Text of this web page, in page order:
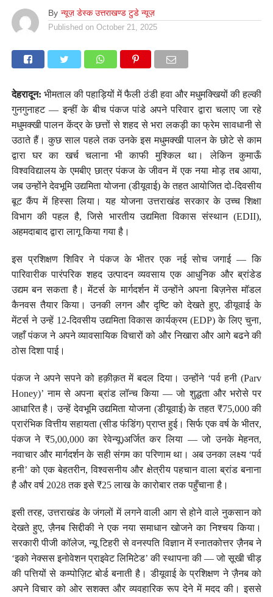
By न्यूज़ डेस्क उत्तराखण्ड टुडे न्यूज़
Published on October 21, 2025
देहरादून: भीमताल की पहाड़ियों में फैली ठंडी हवा और मधुमक्खियों की हल्की
गुनगुनाहट — इन्हीं के बीच पंकज पांडे अपने परिवार द्वारा चलाए जा रहे
मधुमक्खी पालन केंद्र के छत्तों से शहद से भरा लकड़ी का फ्रेम सावधानी से
उठाते हैं। कुछ साल पहले तक उनके इस मधुमक्खी पालन के छोटे से काम
द्वारा घर का खर्च चलाना भी काफी मुश्किल था। लेकिन कुमाऊँ
विश्वविद्यालय के एमबीए छात्र पंकज के जीवन में एक नया मोड़ तब आया,
जब उन्होंने देवभूमि उद्यमिता योजना (डीयूवाई) के तहत आयोजित दो-दिवसीय
बूट कैंप में हिस्सा लिया। यह योजना उत्तराखंड सरकार के उच्च शिक्षा
विभाग की पहल है, जिसे भारतीय उद्यमिता विकास संस्थान (EDII),
अहमदाबाद द्वारा लागू किया गया है।
इस प्रशिक्षण शिविर ने पंकज के भीतर एक नई सोच जगाई — कि
पारिवारीक पारंपरिक शहद उत्पादन व्यवसाय एक आधुनिक और ब्रांडेड
उद्यम बन सकता है। मेंटर्स के मार्गदर्शन में उन्होंने अपना बिज़नेस मॉडल
कैनवस तैयार किया। उनकी लगन और दृष्टि को देखते हुए, डीयूवाई के
मेंटर्स ने उन्हें 12-दिवसीय उद्यमिता विकास कार्यक्रम (EDP) के लिए चुना,
जहाँ पंकज ने अपने व्यावसायिक विचारों को और निखारा और आगे बढने की
ठोस दिशा पाई।
पंकज ने अपने सपने को हक़ीक़त में बदल दिया। उन्होंने ‘पर्व हनी (Parv
Honey)’ नाम से अपना ब्रांड लॉन्च किया — जो शुद्धता और भरोसे पर
आधारित है। उन्हें देवभूमि उद्यमिता योजना (डीयूवाई) के तहत ₹75,000 की
प्रारंभिक वित्तीय सहायता (सीड फंडिंग) प्राप्त हुई। सिर्फ एक वर्ष के भीतर,
पंकज ने ₹5,00,000 का रेवेन्यू)अर्जित कर लिया — जो उनके मेहनत,
नवाचार और मार्गदर्शन के सही संगम का परिणाम था। अब उनका लक्ष्य ‘पर्व
हनी’ को एक बेहतरीन, विश्वसनीय और क्षेत्रीय पहचान वाला ब्रांड बनाना
है और वर्ष 2028 तक इसे ₹25 लाख के कारोबार तक पहुँचाना है।
इसी तरह, उत्तराखंड के जंगलों में लगने वाली आग से होने वाले नुकसान को
देखते हुए, ज़ैनब सिद्दीकी ने एक नया समाधान खोजने का निश्चय किया।
सरकारी पीजी कॉलेज, न्यू टिहरी से वनस्पति विज्ञान में स्नातकोत्तर ज़ैनब ने
‘इको नेक्सस इनोवेशन प्राइवेट लिमिटेड’ की स्थापना की — जो सूखी चीड़
की पत्तियों से कम्पोज़िट बोर्ड बनाती है। डीयूवाई के प्रशिक्षण ने ज़ैनब को
अपने विचार को ओर सशक्त और व्यवहारिक रूप देने में मदद की। इससे